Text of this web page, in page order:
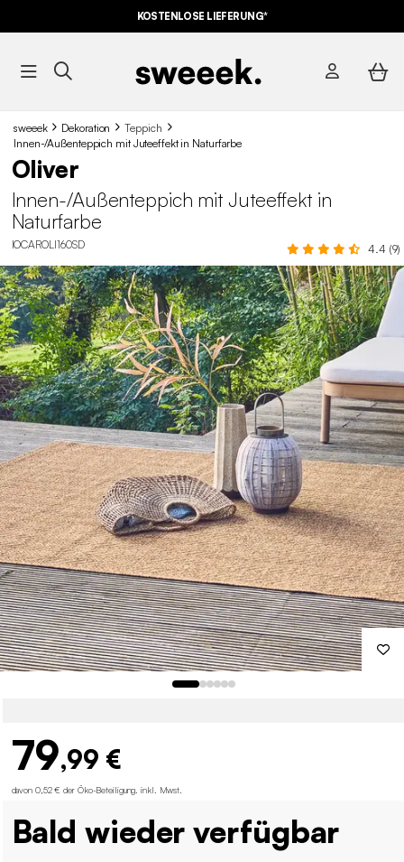
KOSTENLOSE LIEFERUNG*
sweeek Dekoration
Teppich
Innen-/Außenteppich mit Juteeffekt in Naturfarbe
Oliver
Innen-/Außenteppich mit Juteeffekt in
Naturfarbe
IOCAROLI160SD 4.4 (9)
79,99 €
davon 0,52 € der Öko-Beteiligung inkl. Mwst.
Bald wieder verfügbar